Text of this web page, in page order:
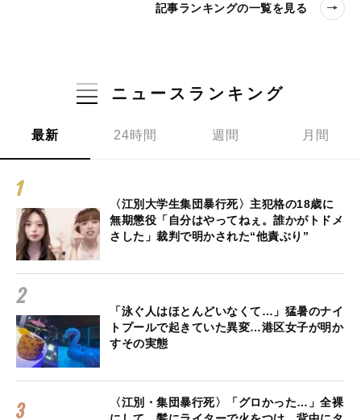
記事ランキングの一覧を見る
ニュースランキング
最新 24時間 週間 月間
〈江別大学生集団暴行死〉主犯格の18歳に
無期懲役「自分はやってねぇ。誰かがトドメ
さした」裁判で明かされた“他責ぶり”
「泳ぐ人はほとんどいなくて…」猛暑のナイ
トプールで起きていた異変…港区女子が明か
すその実態
〈江別・集団暴行死〉「グロかった…」全裸